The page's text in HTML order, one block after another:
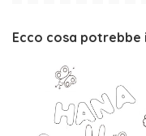
Ecco cosa